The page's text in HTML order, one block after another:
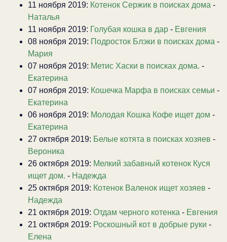
11 ноября 2019: Котенок Сержик в поисках дома -
Наталья
11 ноября 2019: Голубая кошка в дар - Евгения
08 ноября 2019: Подросток Блэки в поисках дома -
Мария
07 ноября 2019: Метис Хаски в поисках дома. -
Екатерина
07 ноября 2019: Кошечка Марфа в поисках семьи -
Екатерина
06 ноября 2019: Молодая Кошка Кофе ищет дом -
Екатерина
27 октября 2019: Белые котята в поисках хозяев -
Вероника
26 октября 2019: Мелкий забавный котенок Куся
ищет дом. - Надежда
25 октября 2019: Котенок Валенок ищет хозяев -
Надежда
21 октября 2019: Отдам черного котенка - Евгения
21 октября 2019: Роскошный кот в добрые руки -
Елена